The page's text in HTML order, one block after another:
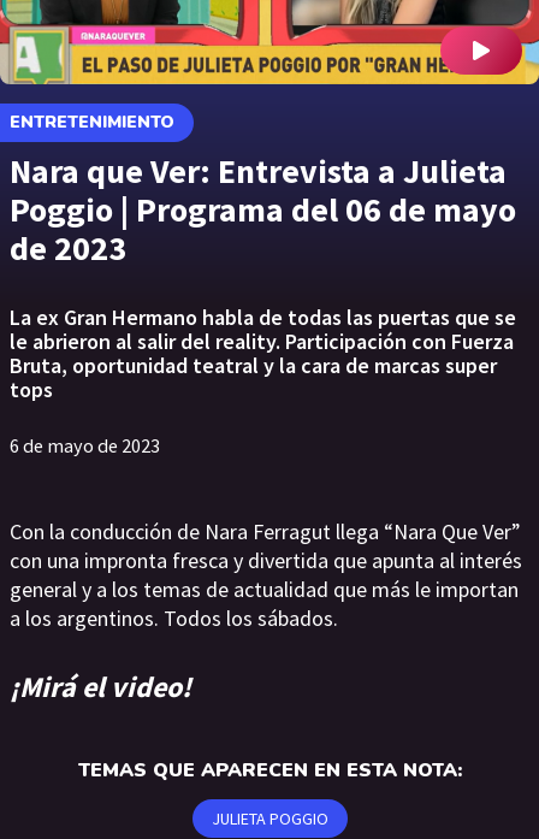
ENTRETENIMIENTO
Nara que Ver: Entrevista a Julieta
Poggio | Programa del 06 de mayo
de 2023
La ex Gran Hermano habla de todas las puertas que se
le abrieron al salir del reality. Participación con Fuerza
Bruta, oportunidad teatral y la cara de marcas super
tops
6 de mayo de 2023
Con la conducción de Nara Ferragut llega “Nara Que Ver”
con una impronta fresca y divertida que apunta al interés
general y a los temas de actualidad que más le importan
a los argentinos. Todos los sábados.
¡Mirá el video!
TEMAS QUE APARECEN EN ESTA NOTA:
JULIETA POGGIO